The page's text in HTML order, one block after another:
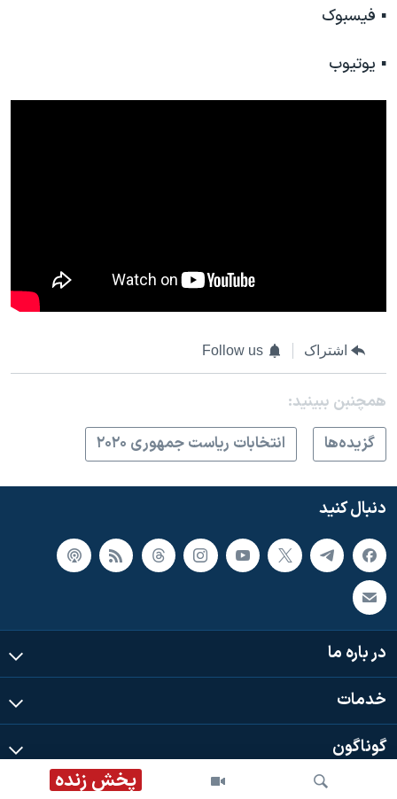
اسرائیل در جنگ
همایش محافظه‌کاران آمریکا «سی‌پک»
صفحه‌های ویژه
پخش زنده
▪️ فیسبوک
▪️ یوتیوب
اشتراک Follow us
همچنبن ببینید:
گزيده‌ها
انتخابات ریاست جمهوری ۲۰۲۰
دنبال کنید
در باره ما
خدمات
گوناگون